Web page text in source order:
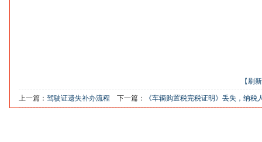
【刷
上一篇： 驾驶证遗失补办流程 下一篇： 《车辆购置税完税证明》丢失，纳